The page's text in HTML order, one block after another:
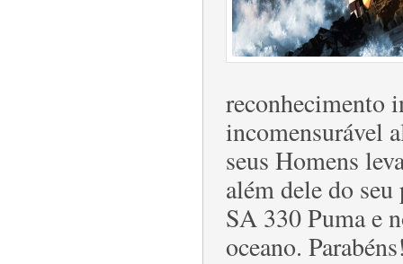
reconhecimento
incomensurável
seus Homens
além dele do
SA 330 Puma e
oceano.